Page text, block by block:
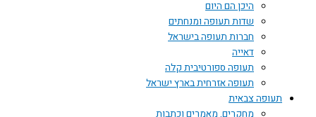
היכן הם היום
שדות תעופה ומנחתים
חברות תעופה בישראל
דאייה
תעופה ספורטיבית קלה
תעופה אזרחית בארץ ישראל
תעופה צבאית
מחקרים, מאמרים וכתבות